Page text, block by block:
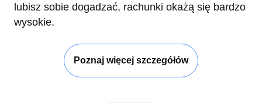
lubisz sobie dogadzać, rachunki okażą się bardzo
wysokie.
Poznaj więcej szczegółów